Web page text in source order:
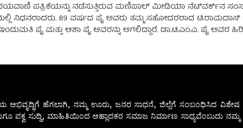
ಪತ್ರಿಕೆಯನ್ನು ನಡೆಸುತ್ತಿರುವ ಮಣಿಪಾಲ್ ಮೀಡಿಯಾ ನೆಟ್‌ವರ್ಕ್‌ನ
ನಿಧನರಾದರು. 89 ವರ್ಷದ ಪೈ ಅವರು ತಮ್ಮ ಸಹೋದರರಾದ ಟಿ.ರಾಮದಾಸ್
ಪೈ ಮತ್ತು ಆಶಾ ಪೈ ಅವರನ್ನು ಅಗಲಿದ್ದಾರೆ. ಡಾ.ಟಿ.ಎಂ.ಎ. ಪೈ ಅವರ
ಅಭಿವೃದ್ಧಿಗೆ ಹೆಗಲಾಗಿ, ನಮ್ಮ ಊರು, ಜನರ ಸಾಧನೆ, ಜಿಲ್ಲೆಗೆ ಸಂಬಂಧಿಸಿದ
ಪಕ್ವ ಸುದ್ದಿ, ಮಾಹಿತಿಯಿಂದ ಆಹ್ಲಾದಕರ ಸಮಾಜ ನಿರ್ಮಾಣ ಸಾಧ್ಯವೆಂಬುದು